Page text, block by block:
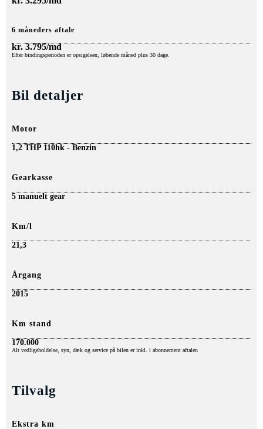
6 måneders aftale
kr.3.795/md
Efter bindingsperioden er opsigelsen, løbende måned plus 30 dage.
Bil detaljer
Motor
1,2 THP 110hk - Benzin
Gearkasse
5 manuelt gear
Km/l
21,3
Årgang
2015
Km stand
170.000
Alt vedligeholdelse, syn, dæk og service på bilen er inkl. i abonnement aftalen
Tilvalg
Ekstra km